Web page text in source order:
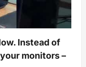
Instead of
monitors –